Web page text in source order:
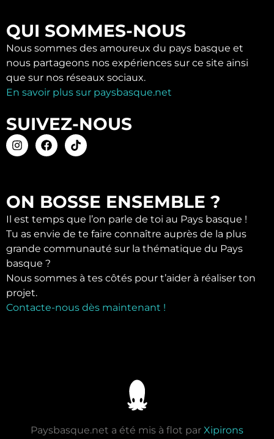
QUI SOMMES-NOUS
Nous sommes des amoureux du pays basque et
nous partageons nos expériences sur ce site ainsi
que sur nos réseaux sociaux.
En savoir plus sur paysbasque.net
SUIVEZ-NOUS
ON BOSSE ENSEMBLE ?
Il est temps que l’on parle de toi au Pays basque !
Tu as envie de te faire connaître auprès de la plus
grande communauté sur la thématique du Pays
basque ?
Nous sommes à tes côtés pour t’aider à réaliser ton
projet.
Contacte-nous dès maintenant !
Paysbasque.net a été mis à flot par Xipirons